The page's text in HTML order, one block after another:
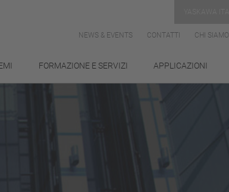
NEWS & EVENTS CONTATTI CHI SIAMO
FORMAZIONE E SERVIZI APPLICAZIONI